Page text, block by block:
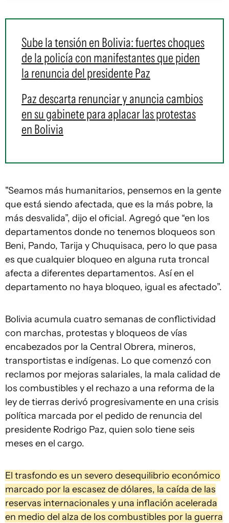
Sube la tensión en Bolivia: fuertes choques
de la policía con manifestantes que piden
la renuncia del presidente Paz
Paz descarta renunciar y anuncia cambios
en su gabinete para aplacar las protestas
en Bolivia
"Seamos más humanitarios, pensemos en la gente
que está siendo afectada, que es la más pobre, la
más desvalida”, dijo el oficial. Agregó que “en los
departamentos donde no tenemos bloqueos son
Beni, Pando, Tarija y Chuquisaca, pero lo que pasa
es que cualquier bloqueo en alguna ruta troncal
afecta a diferentes departamentos. Así en el
departamento no haya bloqueo, igual es afectado”.
Bolivia acumula cuatro semanas de conflictividad
con marchas, protestas y bloqueos de vías
encabezados por la Central Obrera, mineros,
transportistas e indígenas. Lo que comenzó con
reclamos por mejoras salariales, la mala calidad de
los combustibles y el rechazo a una reforma de la
ley de tierras derivó progresivamente en una crisis
política marcada por el pedido de renuncia del
presidente Rodrigo Paz, quien solo tiene seis
meses en el cargo.
El trasfondo es un severo desequilibrio económico
marcado por la escasez de dólares, la caída de las
reservas internacionales y una inflación acelerada
en medio del alza de los combustibles por la guerra